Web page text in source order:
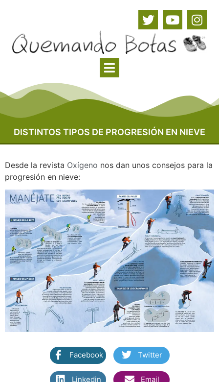
DISTINTOS TIPOS DE PROGRESIÓN EN NIEVE
Desde la revista Oxígeno nos dan unos consejos para la
progresión en nieve:
Facebook Twitter
Linkedin Email